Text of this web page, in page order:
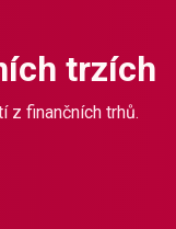
trzích
z finančních trhů.